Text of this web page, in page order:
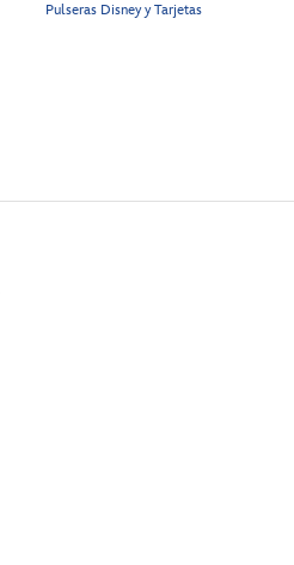
Pulseras Disney y Tarjetas